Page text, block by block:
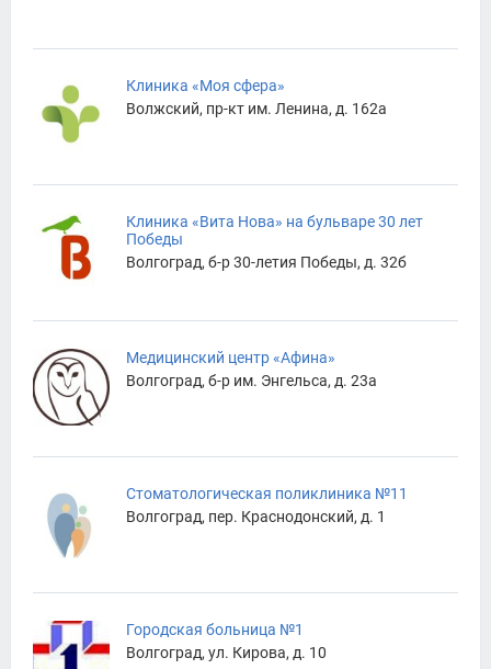
Клиника «Моя сфера»
Волжский, пр-кт им. Ленина, д. 162а
Клиника «Вита Нова» на бульваре 30 лет
Победы
Волгоград, б-р 30-летия Победы, д. 32б
Медицинский центр «Афина»
Волгоград, б-р им. Энгельса, д. 23а
Стоматологическая поликлиника №11
Волгоград, пер. Краснодонский, д. 1
Городская больница №1
Волгоград, ул. Кирова, д. 10